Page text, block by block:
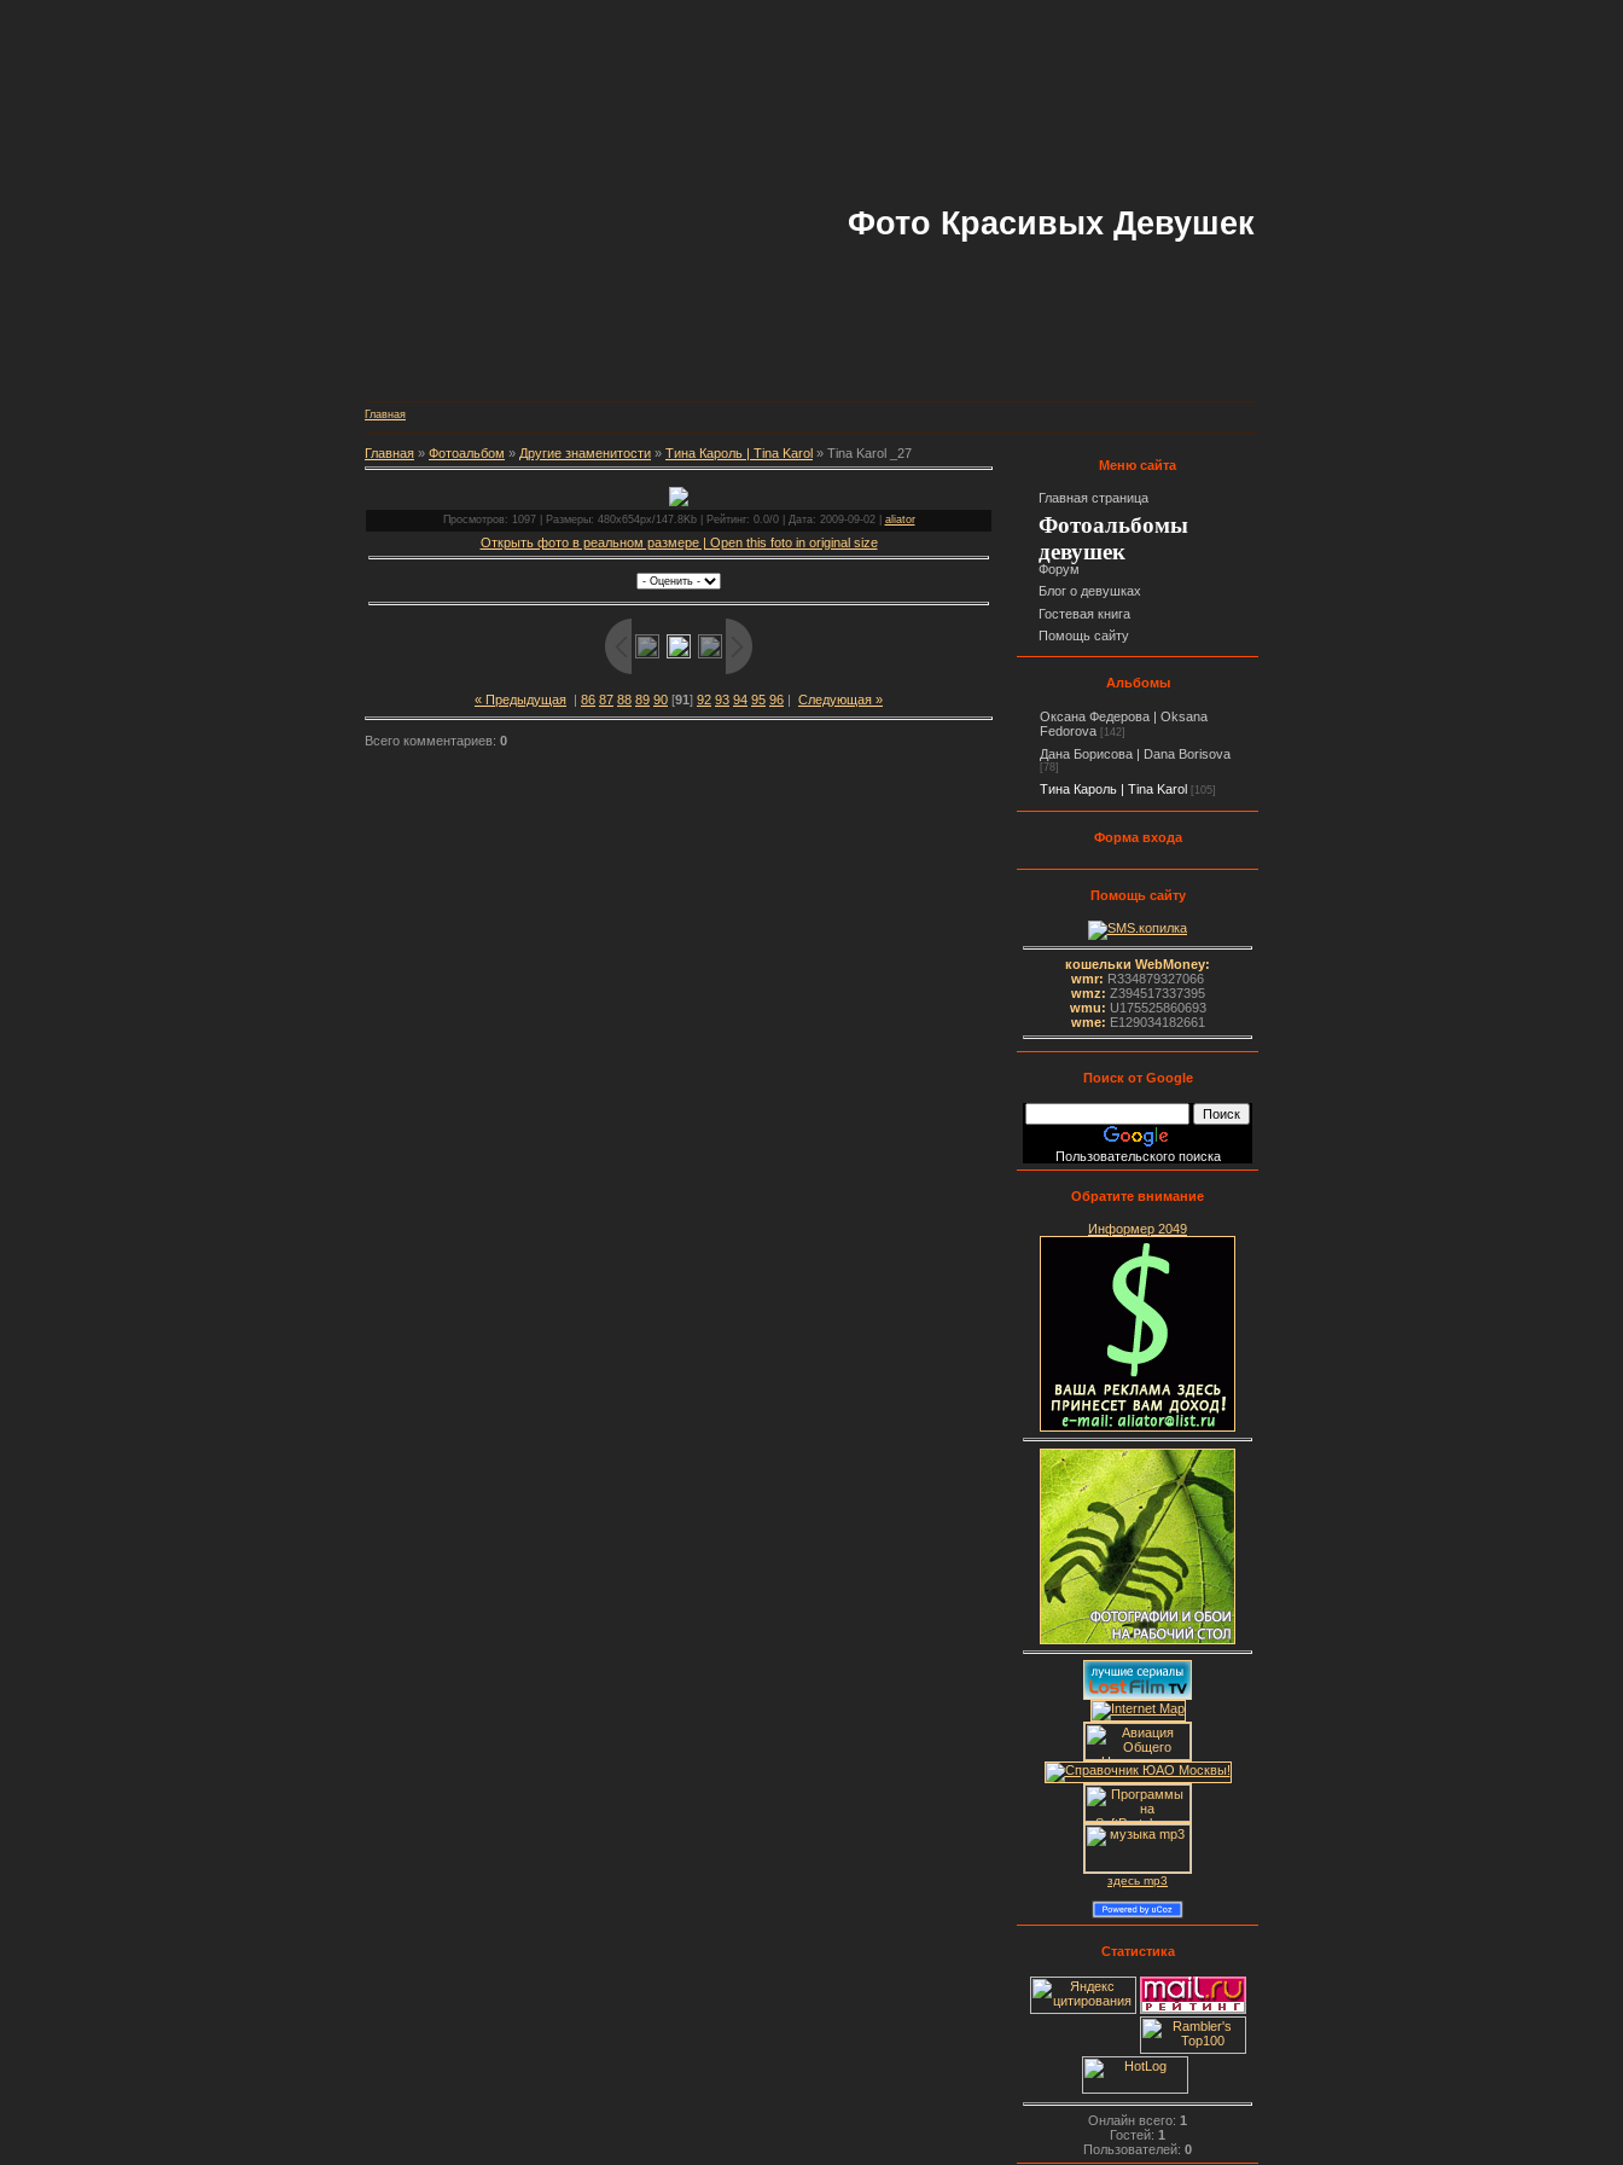
Фото Красивых Девушек
Главная
Главная » Фотоальбом » Другие знаменитости » Тина Кароль | Tina Karol » Tina Karol _27
Просмотров: 1097 | Размеры: 480x654px/147.8Kb | Рейтинг: 0.0/0 | Дата: 2009-09-02 | aliator
Открыть фото в реальном размере | Open this foto in original size
« Предыдущая | 86 87 88 89 90 [91] 92 93 94 95 96 | Следующая »
Всего комментариев: 0
Меню сайта
Главная страница
Фотоальбомы
девушек
Форум
Блог о девушках
Гостевая книга
Помощь сайту
Альбомы
Оксана Федерова | Oksana
Fedorova
[142]
Дана Борисова | Dana Borisova
[78]
Тина Кароль | Tina Karol [105]
Форма входа
Помощь сайту
кошельки WebMoney:
wmr: R334879327066
wmz: Z394517337395
wmu: U175525860693
wme: E129034182661
Поиск от Google
Пользовательского поиска
Обратите внимание
Информер 2049
здесь mp3
Статистика
Онлайн всего: 1
Гостей: 1
Пользователей: 0